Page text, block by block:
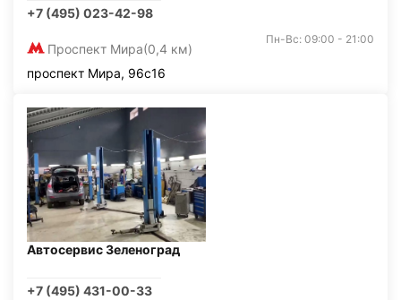
+7 (495) 023-42-98
Проспект Мира(0,4 км)
Пн-Вс: 09:00 - 21:00
проспект Мира, 96с16
Автосервис Зеленоград
+7 (495) 431-00-33